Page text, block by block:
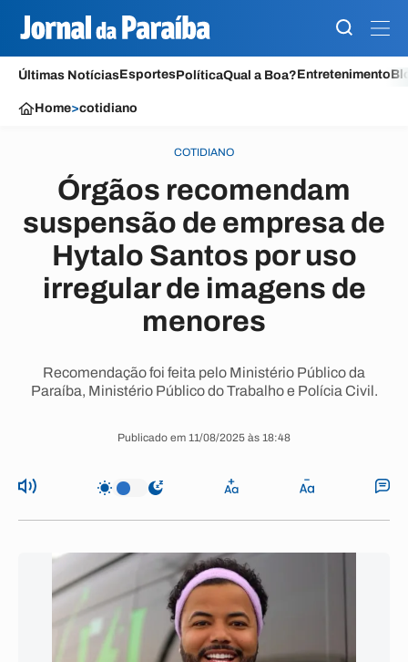
Últimas NotíciasEsportesPolíticaQual a Boa?Entretenimento
Home>cotidiano
COTIDIANO
Órgãos recomendam
suspensão de empresa de
Hytalo Santos por uso
irregular de imagens de
menores
Recomendação foi feita pelo Ministério Público da
Paraíba, Ministério Público do Trabalho e Polícia Civil.
Publicado em 11/08/2025 às 18:48